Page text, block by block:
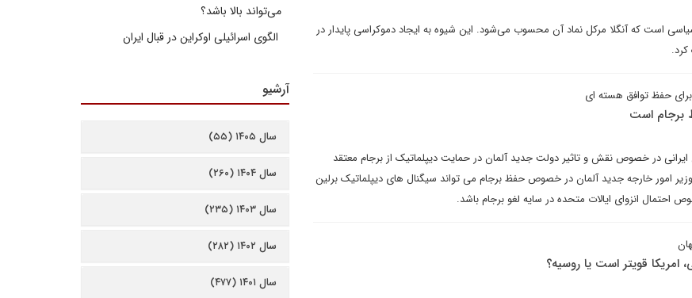
است که آنگلا مرکل نماد آن محسوب می‌شود. این شیوه به ایجاد دموکراسی پایدار در
حفظ توافق هسته ای
برجام است
ایرانی در خصوص نقش و تاثیر دولت جدید آلمان در حمایت دیپلماتیک از برجام معتقد
امور خارجه جدید آلمان در خصوص حفظ برجام می تواند سیگنال های دیپلماتیک برلین
انزوای ایالات متحده در سایه لغو برجام باشد.
امریکا قویتر است یا روسیه؟
می‌تواند بالا باشد؟
الگوی اسرائیلی اوکراین در قبال ایران
آرشیو
سال ۱۴۰۵ (۵۵)
سال ۱۴۰۴ (۲۶۰)
سال ۱۴۰۳ (۲۳۵)
سال ۱۴۰۲ (۲۸۲)
سال ۱۴۰۱ (۴۷۷)